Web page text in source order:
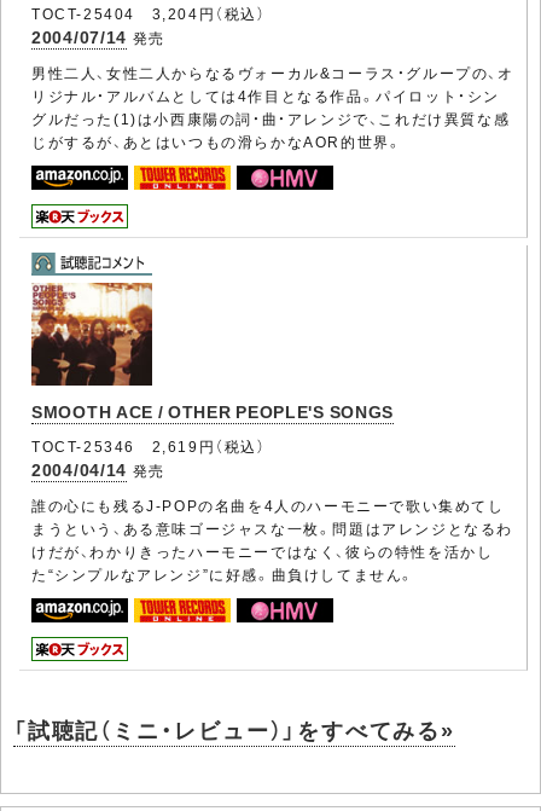
TOCT-25404 3,204円（税込）
2004/07/14 発売
男性二人、女性二人からなるヴォーカル&コーラス・グループの、オ
リジナル・アルバムとしては4作目となる作品。パイロット・シン
グルだった(1)は小西康陽の詞・曲・アレンジで、これだけ異質な感
じがするが、あとはいつもの滑らかなAOR的世界。
SMOOTH ACE / OTHER PEOPLE'S SONGS
TOCT-25346 2,619円（税込）
2004/04/14 発売
誰の心にも残るJ-POPの名曲を4人のハーモニーで歌い集めてし
まうという、ある意味ゴージャスな一枚。問題はアレンジとなるわ
けだが、わかりきったハーモニーではなく、彼らの特性を活かし
た“シンプルなアレンジ”に好感。曲負けしてません。
「試聴記（ミニ・レビュー）」をすべてみる»